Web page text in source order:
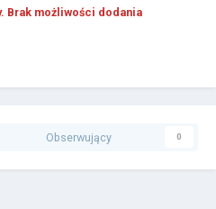
Brak możliwości dodania
Obserwujący 0